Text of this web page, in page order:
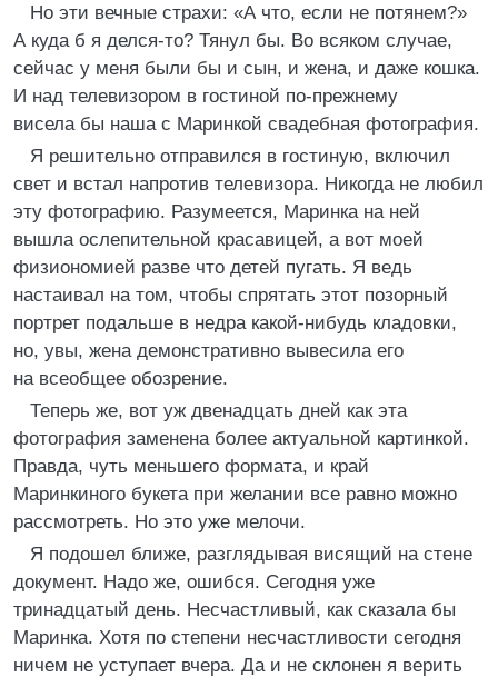
Но эти вечные страхи: «А что, если не потянем?»
А куда б я делся-то? Тянул бы. Во всяком случае,
сейчас у меня были бы и сын, и жена, и даже кошка.
И над телевизором в гостиной по-прежнему
висела бы наша с Маринкой свадебная фотография.
Я решительно отправился в гостиную, включил
свет и встал напротив телевизора. Никогда не любил
эту фотографию. Разумеется, Маринка на ней
вышла ослепительной красавицей, а вот моей
физиономией разве что детей пугать. Я ведь
настаивал на том, чтобы спрятать этот позорный
портрет подальше в недра какой-нибудь кладовки,
но, увы, жена демонстративно вывесила его
на всеобщее обозрение.
Теперь же, вот уж двенадцать дней как эта
фотография заменена более актуальной картинкой.
Правда, чуть меньшего формата, и край
Маринкиного букета при желании все равно можно
рассмотреть. Но это уже мелочи.
Я подошел ближе, разглядывая висящий на стене
документ. Надо же, ошибся. Сегодня уже
тринадцатый день. Несчастливый, как сказала бы
Маринка. Хотя по степени несчастливости сегодня
ничем не уступает вчера. Да и не склонен я верить